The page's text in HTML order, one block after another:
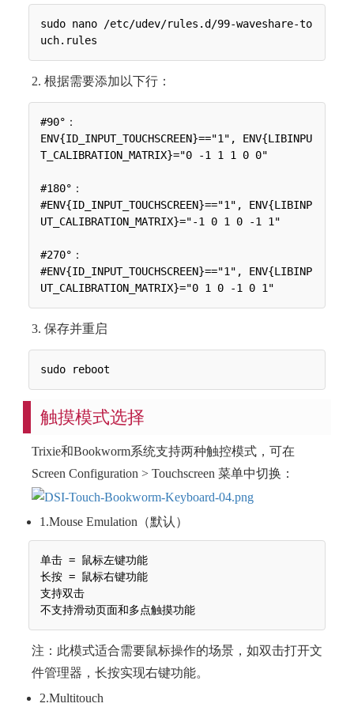
sudo nano /etc/udev/rules.d/99-waveshare-to
2. 根据需要添加以下行：
#90°：
ENV{ID_INPUT_TOUCHSCREEN}=="1", ENV{LIBINPU
T_CALIBRATION_MATRIX}="0 -1 1 1 0 0"
#180°：
#ENV{ID_INPUT_TOUCHSCREEN}=="1", ENV{LIBINP
UT_CALIBRATION_MATRIX}="-1 0 1 0 -1 1"
#270°：
#ENV{ID_INPUT_TOUCHSCREEN}=="1", ENV{LIBINP
3. 保存并重启
触摸模式选择
Trixie和Bookworm系统支持两种触控模式，可在
Screen Configuration > Touchscreen 菜单中切换：
1.Mouse Emulation（默认）
单击 = 鼠标左键功能
长按 = 鼠标右键功能
支持双击
注：此模式适合需要鼠标操作的场景，如双击打开文
件管理器，长按实现右键功能。
2.Multitouch